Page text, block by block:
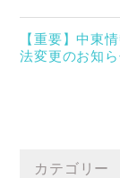
【重要】中東
法変更のお知
カテゴリー